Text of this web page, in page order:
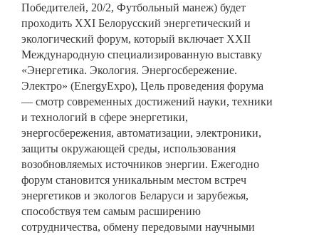
Победителей, 20/2, Футбольный манеж) будет
проходить XXI Белорусский энергетический и
экологический форум, который включает XXII
Международную специализированную выставку
«Энергетика. Экология. Энергосбережение.
Электро» (EnergyExpo), Цель проведения форума
— смотр современных достижений науки, техники
и технологий в сфере энергетики,
энергосбережения, автоматизации, электроники,
защиты окружающей среды, использования
возобновляемых источников энергии. Ежегодно
форум становится уникальным местом встреч
энергетиков и экологов Беларуси и зарубежья,
способствуя тем самым расширению
сотрудничества, обмену передовыми научными